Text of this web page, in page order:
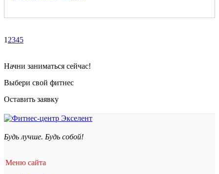
1 2345
Начни заниматься сейчас!
Выбери свой фитнес
Оставить заявку
Будь лучше. Будь собой!
Меню сайта